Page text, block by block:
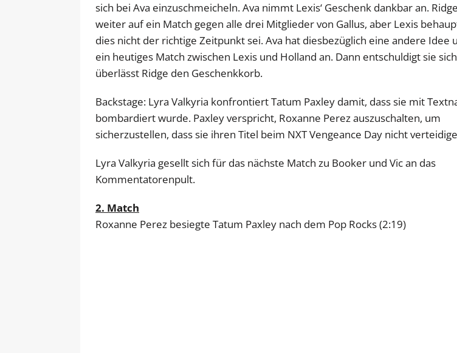
sich bei Ava einzuschmeicheln. Ava nimmt Lexis‘ Geschenk dankbar an.
weiter auf ein Match gegen alle drei Mitglieder von Gallus, aber Lexis
dies nicht der richtige Zeitpunkt sei. Ava hat diesbezüglich eine andere Idee
ein heutiges Match zwischen Lexis und Holland an. Dann entschuldigt sie
überlässt Ridge den Geschenkkorb.
Backstage: Lyra Valkyria konfrontiert Tatum Paxley damit, dass sie mit
bombardiert wurde. Paxley verspricht, Roxanne Perez auszuschalten, um
sicherzustellen, dass sie ihren Titel beim NXT Vengeance Day nicht
Lyra Valkyria gesellt sich für das nächste Match zu Booker und Vic an das
Kommentatorenpult.
2. Match
Roxanne Perez besiegte Tatum Paxley nach dem Pop Rocks (2:19)